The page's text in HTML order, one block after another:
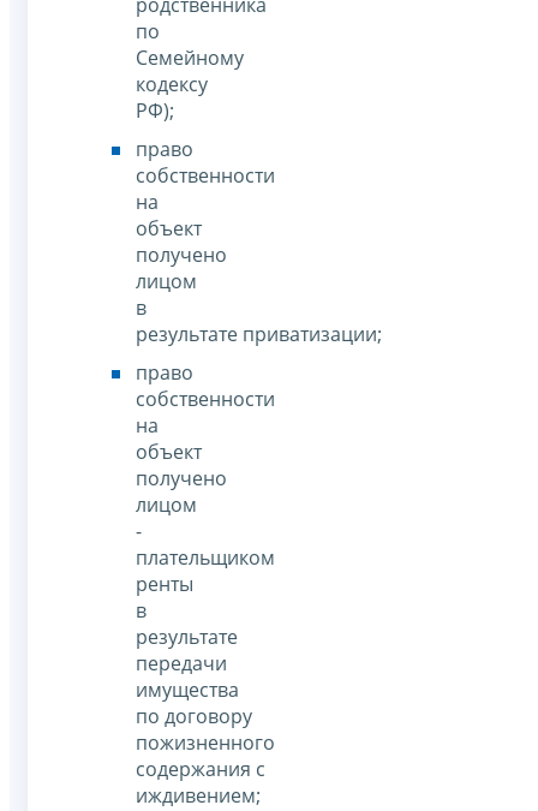
по
Семейному
кодексу
РФ);
право
собственности
на
объект
получено
лицом
в
результате приватизации;
право
собственности
на
объект
получено
лицом
-
плательщиком
ренты
в
результате
передачи
имущества
по договору
пожизненного
содержания с
иждивением;